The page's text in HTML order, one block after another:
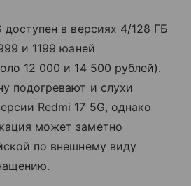
доступен в версиях 4/128 ГБ
и 1199 юаней
12 000 и 14 500 рублей).
подогревают и слухи
Redmi 17 5G, однако
может заметно
по внешнему виду